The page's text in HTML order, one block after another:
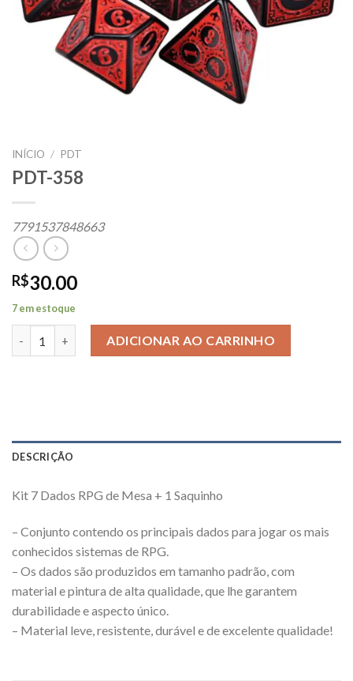
INÍCIO / PDT
PDT-358
7791537848663
R$30.00
7 em estoque
ADICIONAR AO CARRINHO
DESCRIÇÃO
Kit 7 Dados RPG de Mesa + 1 Saquinho
– Conjunto contendo os principais dados para jogar os mais
conhecidos sistemas de RPG.
– Os dados são produzidos em tamanho padrão, com
material e pintura de alta qualidade, que lhe garantem
durabilidade e aspecto único.
– Material leve, resistente, durável e de excelente qualidade!